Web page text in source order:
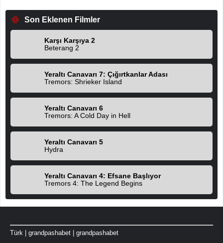
Son Eklenen Filmler
Karşı Karşıya 2
Beterang 2
Yeraltı Canavarı 7: Çığırtkanlar Adası
Tremors: Shrieker Island
Yeraltı Canavarı 6
Tremors: A Cold Day in Hell
Yeraltı Canavarı 5
Hydra
Yeraltı Canavarı 4: Efsane Başlıyor
Tremors 4: The Legend Begins
Türk | grandpashabet | grandpashabet